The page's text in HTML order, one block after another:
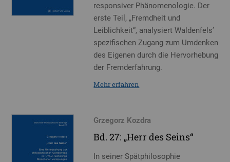
responsiver Phänomenologie. Der
erste Teil, „Fremdheit und
Leiblichkeit“, analysiert Waldenfels’
spezifischen Zugang zum Umdenken
des Eigenen durch die Hervorhebung
der Fremderfahrung.
Mehr erfahren
Grzegorz Kozdra
Bd. 27: „Herr des Seins“
In seiner Spätphilosophie